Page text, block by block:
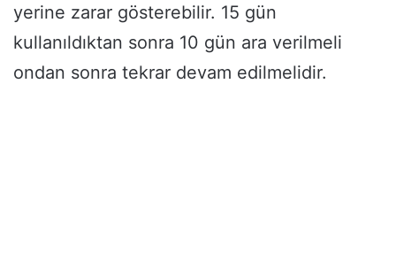
yerine zarar gösterebilir. 15 gün
kullanıldıktan sonra 10 gün ara verilmeli
ondan sonra tekrar devam edilmelidir.